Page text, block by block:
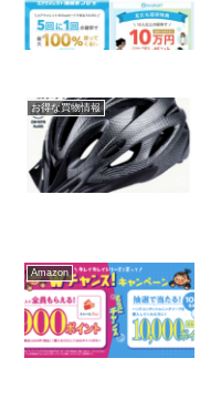
お得な買物情報
Amazon